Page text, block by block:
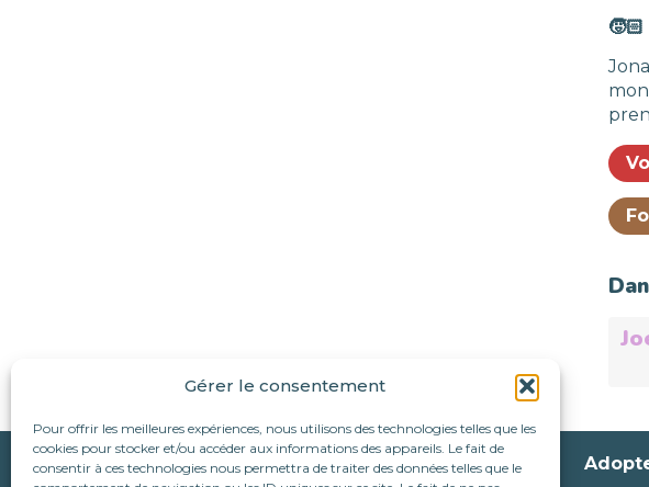
Gérer le consentement
Pour offrir les meilleures expériences, nous utilisons des technologies telles que les
cookies pour stocker et/ou accéder aux informations des appareils. Le fait de
consentir à ces technologies nous permettra de traiter des données telles que le
Suivez-nous : Qui sommes-nous ?